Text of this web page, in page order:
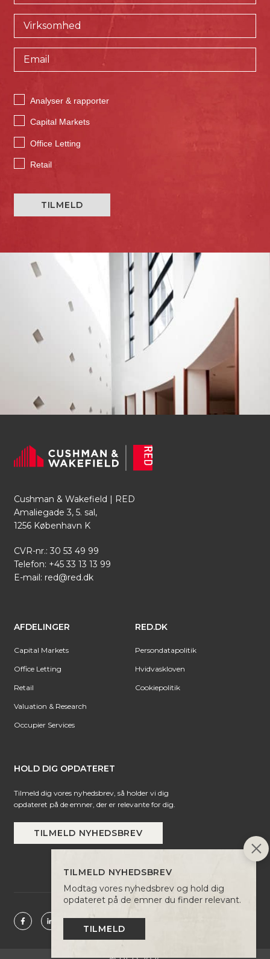
Analyser & rapporter
Capital Markets
Office Letting
Retail
TILMELD
Cushman & Wakefield | RED
Amaliegade 3, 5. sal,
1256 København K
CVR-nr.: 30 53 49 99
Telefon: +45 33 13 13 99
E-mail: red@red.dk
AFDELINGER
Capital Markets
Office Letting
Retail
Valuation & Research
Occupier Services
RED.DK
Persondatapolitik
Hvidvaskloven
Cookiepolitik
HOLD DIG OPDATERET
Tilmeld dig vores nyhedsbrev, så holder vi dig
opdateret på de emner, der er relevante for dig.
TILMELD NYHEDSBREV
TILMELD NYHEDSBREV
Modtag vores nyhedsbrev og hold dig
opdateret på de emner du finder relevant.
TILMELD